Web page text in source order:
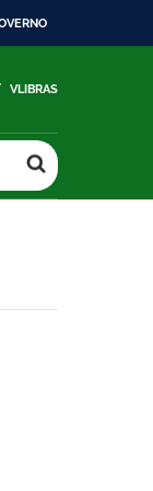
VLIBRAS